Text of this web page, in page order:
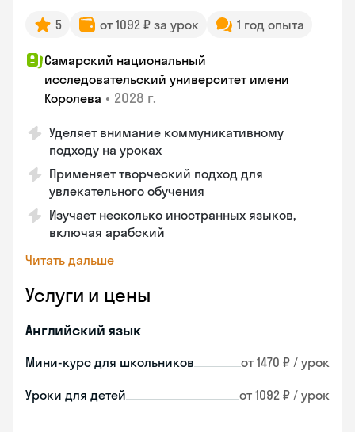
5 от 1092 ₽ за урок 1 год опыта
Самарский национальный
исследовательский университет имени
Королева • 2028 г.
Уделяет внимание коммуникативному
подходу на уроках
Применяет творческий подход для
увлекательного обучения
Изучает несколько иностранных языков,
включая арабский
Читать дальше
Услуги и цены
Английский язык
Мини-курс для школьников от 1470 ₽ / урок
Уроки для детей от 1092 ₽ / урок